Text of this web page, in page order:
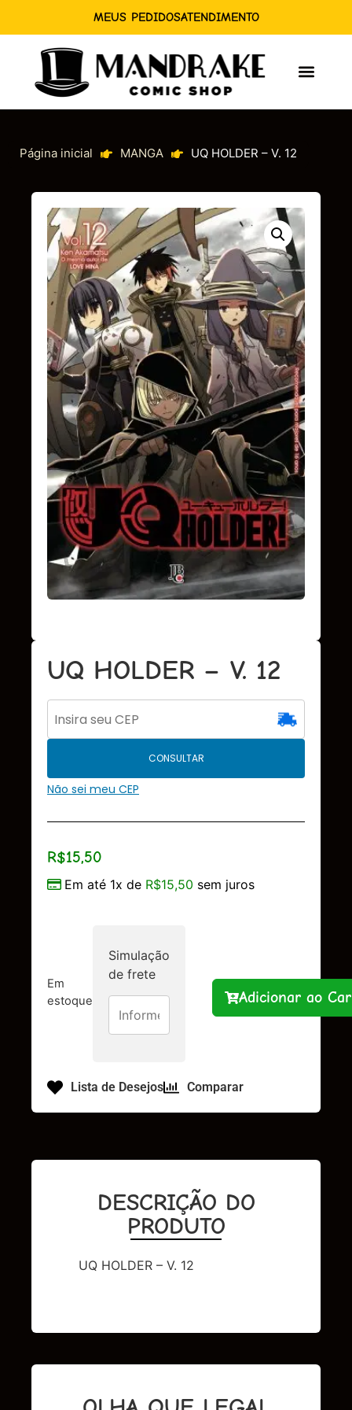
MEUS PEDIDOSATENDIMENTO
Página inicial MANGA UQ HOLDER – V. 12
UQ HOLDER – V. 12
CONSULTAR
Não sei meu CEP
R$15,50
Em até 1x de R$15,50 sem juros
Em
estoque
Simulação
de frete
Adicionar ao
Lista de Desejos Comparar
DESCRIÇÃO DO
PRODUTO
UQ HOLDER – V. 12